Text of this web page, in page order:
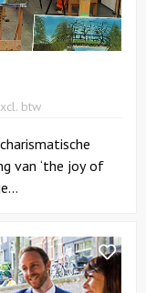
btw
van ‘the joy of